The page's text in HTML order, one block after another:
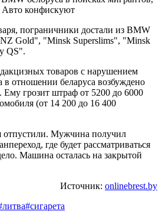
пограничники достали из BMW
Gold", "Minsk Superslims", "Minsk
QS".
товаров с нарушением
в отношении беларуса возбуждено
Ему грозит штраф от 5200 до 6000
(от 14 200 до 16 400
отпустили. Мужчина получил
где будет рассматриваться
Машина осталась на закрытой
Источник: onlinebrest.by
#сигарета